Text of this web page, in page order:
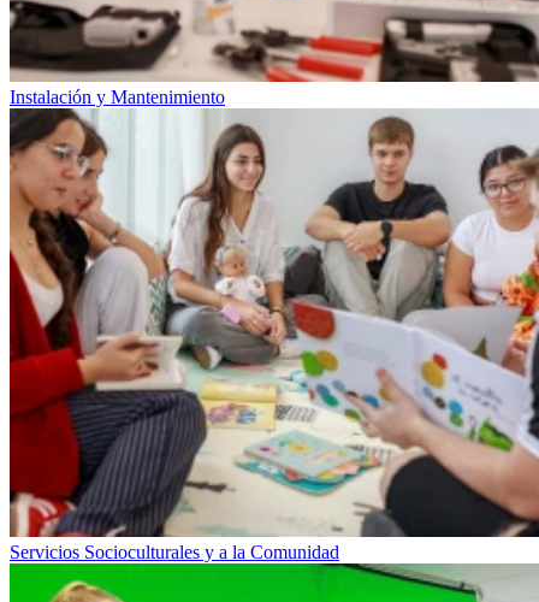
Instalación y Mantenimiento
Servicios Socioculturales y a la Comunidad